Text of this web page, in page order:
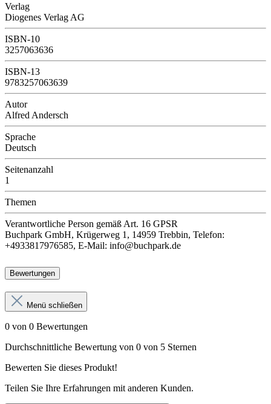
Verlag
Diogenes Verlag AG
ISBN-10
3257063636
ISBN-13
9783257063639
Autor
Alfred Andersch
Sprache
Deutsch
Seitenanzahl
1
Themen
Verantwortliche Person gemäß Art. 16 GPSR
Buchpark GmbH, Krügerweg 1, 14959 Trebbin, Telefon:
+4933817976585, E-Mail: info@buchpark.de
Bewertungen
Menü schließen
0 von 0 Bewertungen
Durchschnittliche Bewertung von 0 von 5 Sternen
Bewerten Sie dieses Produkt!
Teilen Sie Ihre Erfahrungen mit anderen Kunden.